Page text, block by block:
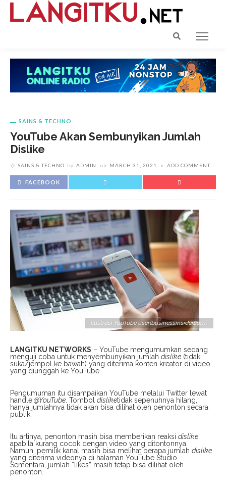
SAINS & TECHNO
YouTube Akan Sembunyikan Jumlah
Dislike
SAINS & TECHNO by ADMIN on MARCH 31, 2021 ADD COMMENT
FACEBOOK
Ilustrasi YouTube user(businessinsider.com)
LANGITKU NETWORKS – YouTube mengumumkan sedang
menguji coba untuk menyembunyikan jumlah dislike (tidak
suka/jempol ke bawah) yang diterima konten kreator di video
yang diunggah ke YouTube.
Pengumuman itu disampaikan YouTube melalui Twitter lewat
handle@YouTube . Tombol disliketidak sepenuhnya hilang,
hanya jumlahnya tidak akan bisa dilihat oleh penonton secara
publik.
Itu artinya, penonton masih bisa memberikan reaksi dislike
apabila kurang cocok dengan video yang ditontonnya.
Namun, pemilik kanal masih bisa melihat berapa jumlah dislike
yang diterima videonya di halaman YouTube Studio.
Sementara, jumlah “likes” masih tetap bisa dilihat oleh
penonton.